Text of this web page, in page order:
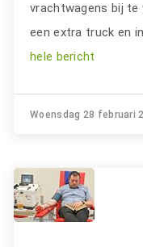
vrachtwagens bij te
een extra truck en
hele bericht
Woensdag 28 februari